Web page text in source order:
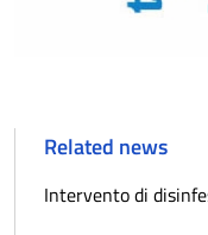
Related news
Intervento di